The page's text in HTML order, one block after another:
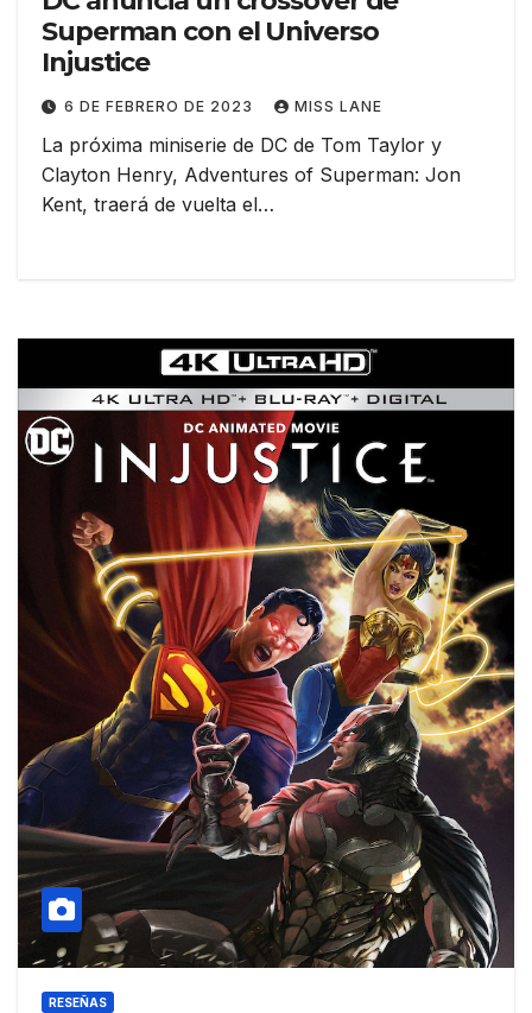
Superman con el Universo
Injustice
6 DE FEBRERO DE 2023 MISS LANE
La próxima miniserie de DC de Tom Taylor y
Clayton Henry, Adventures of Superman: Jon
Kent, traerá de vuelta el…
RESEÑAS